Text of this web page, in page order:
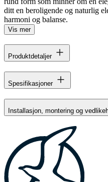
ditt en beroligende og naturlig
harmoni og balanse.
Vis mer
Produktdetaljer
Spesifikasjoner
Installasjon, montering og